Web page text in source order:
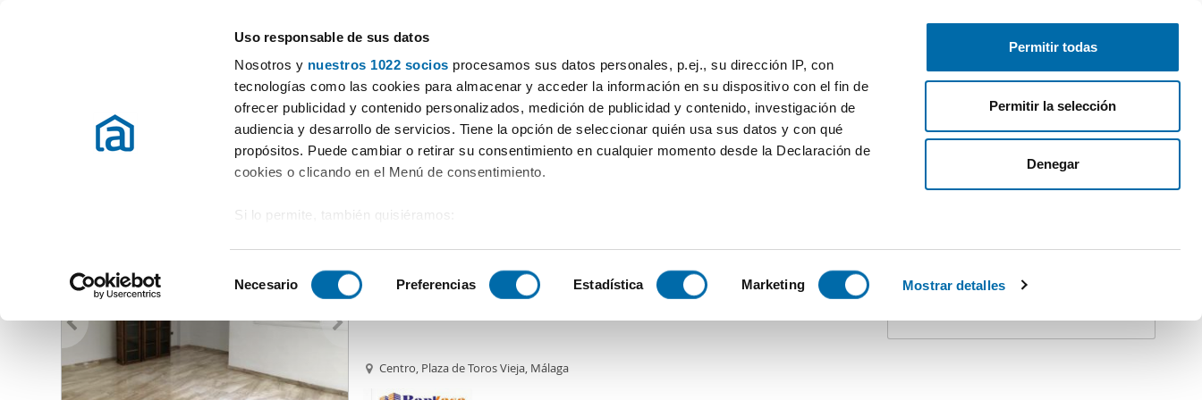
Uso responsable de sus datos
Nosotros y nuestros 1022 socios procesamos sus datos personales, p.ej., su dirección IP, con
tecnologías como las cookies para almacenar y acceder la información en su dispositivo con el fin de
ofrecer publicidad y contenido personalizados, medición de publicidad y contenido, investigación de
audiencia y desarrollo de servicios. Tiene la opción de seleccionar quién usa sus datos y con qué
propósitos. Puede cambiar o retirar su consentimiento en cualquier momento desde la Declaración de
cookies o clicando en el Menú de consentimiento.
Si lo permite, también quisiéramos:
Identificar su dispositivo analizándolo activamente para buscar características específicas (huellas
Obtenga más información sobre cómo se procesan sus datos personales y establezca sus
en la Declaración de cookies.
e
c
Necesario Preferencias Estadística Marketing Mostrar detalles
Permitir todas
Permitir la selección
Denegar
Free-list your property Log in
Choose city Square meters Bedrooms More filters - 1
Rent apartment Málaga Rent Apartments Málaga
Province (1144 Properties)
Alquiler piso ascensor Centro
Centro, Plaza de Toros Vieja, Málaga
Do not stay behind. Receiveall
Receive alerts